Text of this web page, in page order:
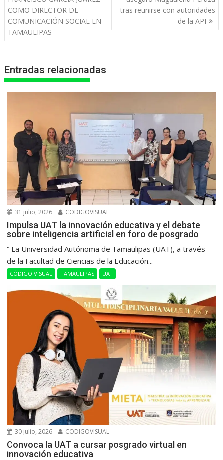
A
p
p
o
o
k
n
g
COMO DIRECTOR DE
COMUNICACIÓN SOCIAL EN
TAMAULIPAS
tras reunirse con autoridades
de la API
Entradas relacionadas
31 julio, 2026 CODIGOVISUAL
Impulsa UAT la innovación educativa y el debate
sobre inteligencia artificial en foro de posgrado
“ La Universidad Autónoma de Tamaulipas (UAT), a través
de la Facultad de Ciencias de la Educación...
CÓDIGO VISUAL TAMAULIPAS UAT
30 julio, 2026 CODIGOVISUAL
Convoca la UAT a cursar posgrado virtual en
innovación educativa